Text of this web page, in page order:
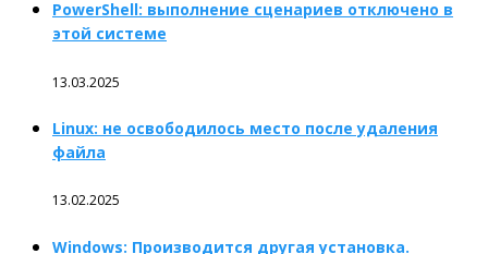
PowerShell: выполнение сценариев отключено в
этой системе
13.03.2025
Linux: не освободилось место после удаления
файла
13.02.2025
Windows: Производится другая установка.